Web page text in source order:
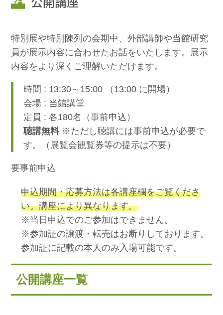
特別展や特別陳列の会期中、外部講師や当館研究
員が展示内容に合わせたお話をいたします。展示
内容をより深くご理解いただけます。
時間 : 13:30～15:00 （13:00 に開場）
会場 : 当館講堂
定員 : 各180名（事前申込）
聴講無料※ただし聴講には事前申込が必要で
す。（展覧会観覧券等の提示は不要）
要事前申込
申込期間・応募方法は各講座欄をご覧くださ
い。講座により異なります。
※当日申込でのご参加はできません。
※参加証の譲渡・転売はお断りしております。
参加証に記載の本人のみ入場可能です。
公開講座一覧